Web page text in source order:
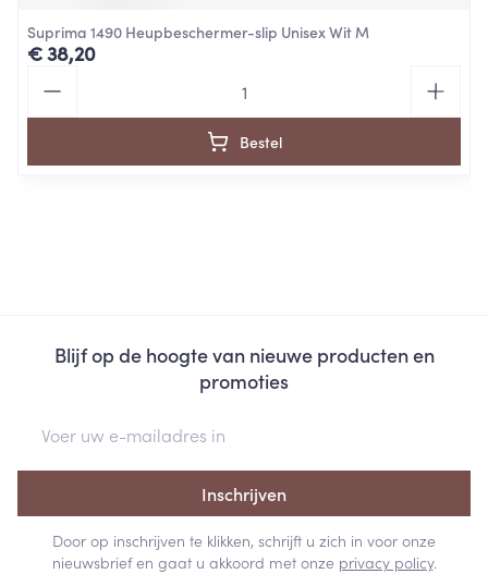
Suprima 1490 Heupbeschermer-slip Unisex Wit M
€ 38,20
Bestel
Blijf op de hoogte van nieuwe producten en
promoties
Inschrijven
Door op inschrijven te klikken, schrijft u zich in voor onze
nieuwsbrief en gaat u akkoord met onze privacy policy.